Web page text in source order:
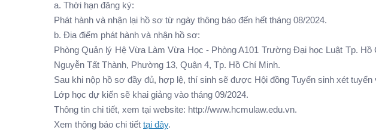
a. Thời hạn đăng ký:
Phát hành và nhận lại hồ sơ từ ngày thông báo đến hết tháng 08/2024.
b. Địa điểm phát hành và nhận hồ sơ:
Phòng Quản lý Hệ Vừa Làm Vừa Học - Phòng A101 Trường Đại học Luật Tp.
Nguyễn Tất Thành, Phường 13, Quận 4, Tp. Hồ Chí Minh.
Sau khi nộp hồ sơ đầy đủ, hợp lệ, thí sinh sẽ được Hội đồng Tuyển sinh xét
Lớp học dự kiến sẽ khai giảng vào tháng 09/2024.
Thông tin chi tiết, xem tại website: http://www.hcmulaw.edu.vn.
Xem thông báo chi tiết tại đây.